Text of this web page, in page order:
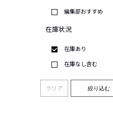
編集部おすすめ
在庫状況
在庫あり
在庫なし含む
クリア 絞り込む